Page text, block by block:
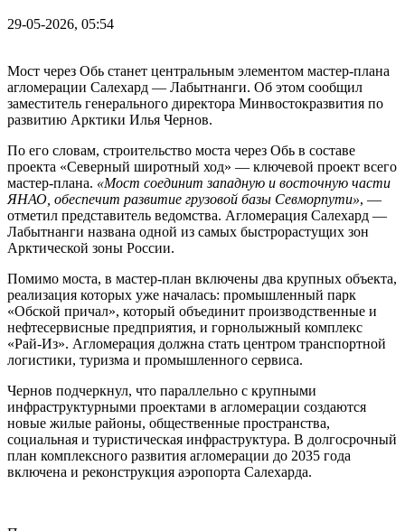
29-05-2026, 05:54
Мост через Обь станет центральным элементом мастер-плана
агломерации Салехард — Лабытнанги. Об этом сообщил
заместитель генерального директора Минвостокразвития по
развитию Арктики Илья Чернов.
По его словам, строительство моста через Обь в составе
проекта «Северный широтный ход» — ключевой проект всего
мастер-плана. «Мост соединит западную и восточную части
ЯНАО, обеспечит развитие грузовой базы Севморпути», —
отметил представитель ведомства. Агломерация Салехард —
Лабытнанги названа одной из самых быстрорастущих зон
Арктической зоны России.
Помимо моста, в мастер-план включены два крупных объекта,
реализация которых уже началась: промышленный парк
«Обской причал», который объединит производственные и
нефтесервисные предприятия, и горнолыжный комплекс
«Рай-Из». Агломерация должна стать центром транспортной
логистики, туризма и промышленного сервиса.
Чернов подчеркнул, что параллельно с крупными
инфраструктурными проектами в агломерации создаются
новые жилые районы, общественные пространства,
социальная и туристическая инфраструктура. В долгосрочный
план комплексного развития агломерации до 2035 года
включена и реконструкция аэропорта Салехарда.